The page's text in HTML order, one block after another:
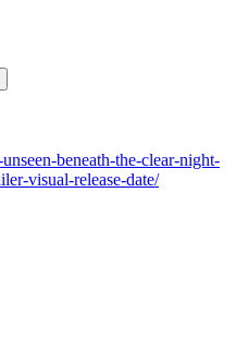
beneath-the-clear-night-
visual-release-date/